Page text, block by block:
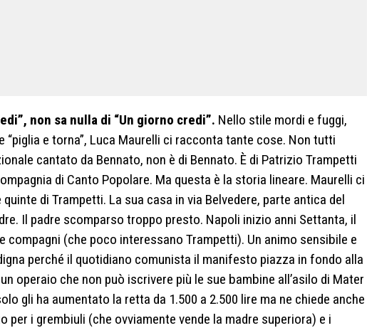
non sa nulla di “Un giorno credi”. Nello stile mordi e fuggi,
“piglia e torna”, Luca Maurelli ci racconta tante cose. Non tutti
cantato da Bennato, non è di Bennato. È di Patrizio Trampetti
di Canto Popolare. Ma questa è la storia lineare. Maurelli ci
di Trampetti. La sua casa in via Belvedere, parte antica del
Il padre scomparso troppo presto. Napoli inizio anni Settanta, il
compagni (che poco interessano Trampetti). Un animo sensibile e
perché il quotidiano comunista il manifesto piazza in fondo alla
operaio che non può iscrivere più le sue bambine all’asilo di Mater
gli ha aumentato la retta da 1.500 a 2.500 lire ma ne chiede anche
per i grembiuli (che ovviamente vende la madre superiora) e i